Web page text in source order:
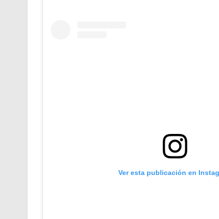
Ver esta publicación en